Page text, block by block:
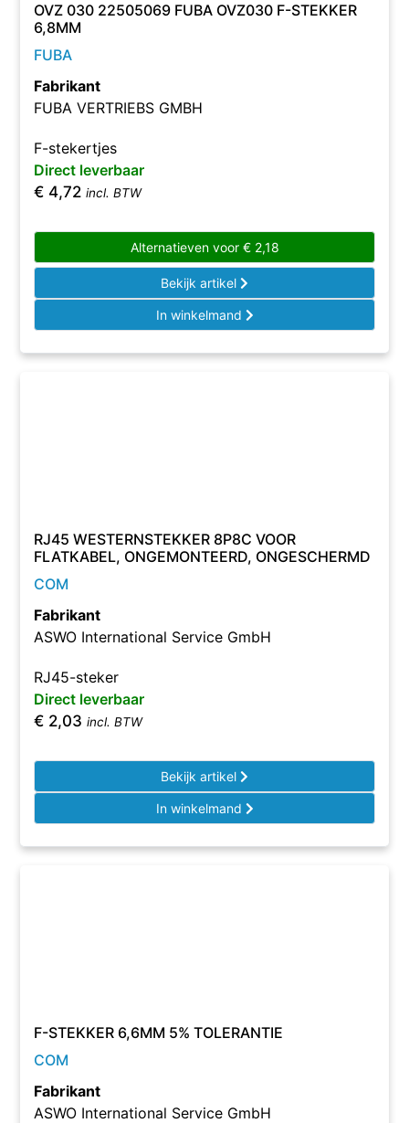
OVZ 030 22505069 FUBA OVZ030 F-STEKKER
6,8MM
FUBA
Fabrikant
FUBA VERTRIEBS GMBH
F-stekertjes
Direct leverbaar
€ 4,72 incl. BTW
Alternatieven voor €2,18
Bekijk artikel
In winkelmand
RJ45 WESTERNSTEKKER 8P8C VOOR
FLATKABEL, ONGEMONTEERD, ONGESCHERMD
COM
Fabrikant
ASWO International Service GmbH
RJ45-steker
Direct leverbaar
€ 2,03 incl. BTW
Bekijk artikel
In winkelmand
F-STEKKER 6,6MM 5% TOLERANTIE
COM
Fabrikant
ASWO International Service GmbH